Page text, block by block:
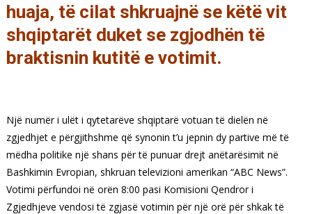
huaja, të cilat shkruajnë se këtë vit
shqiptarët duket se zgjodhën të
braktisnin kutitë e votimit.
Një numër i ulët i qytetarëve shqiptarë votuan të dielën në
zgjedhjet e përgjithshme që synonin t’u jepnin dy partive më të
mëdha politike një shans për të punuar drejt anëtarësimit në
Bashkimin Evropian, shkruan televizioni amerikan “ABC News”.
Votimi përfundoi në orën 8:00 pasi Komisioni Qendror i
Zgjedhjeve vendosi të zgjasë votimin për një orë për shkak të